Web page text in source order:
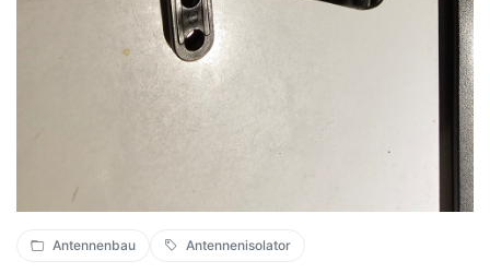
Antennenbau Antennenisolator